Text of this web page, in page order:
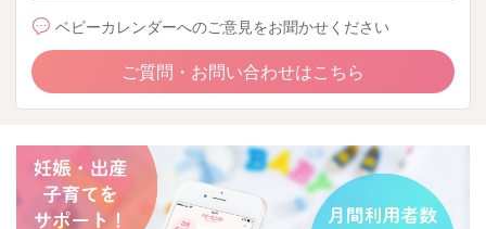
ベビーカレンダーへのご意見をお聞かせください
ご質問・お問い合わせはこちら